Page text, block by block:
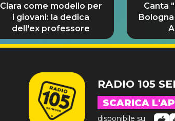
Clara come modello per
i giovani: la dedica
dell'ex professore
Canta
RADIO 105
SCARICA
disponibile su